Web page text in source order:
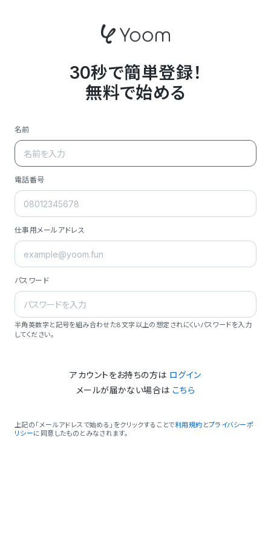
30秒で簡単登録！
無料で始める
名前
電話番号
仕事用メールアドレス
パスワード
半角英数字と記号を組み合わせた8文字以上の想定されにくいパスワードを入力
してください。
アカウントをお持ちの方は ログイン
メールが届かない場合は こちら
上記の「メールアドレスで始める」をクリックすることで利用規約 とプライバシーポ
リシーに同意したものとみなされます。